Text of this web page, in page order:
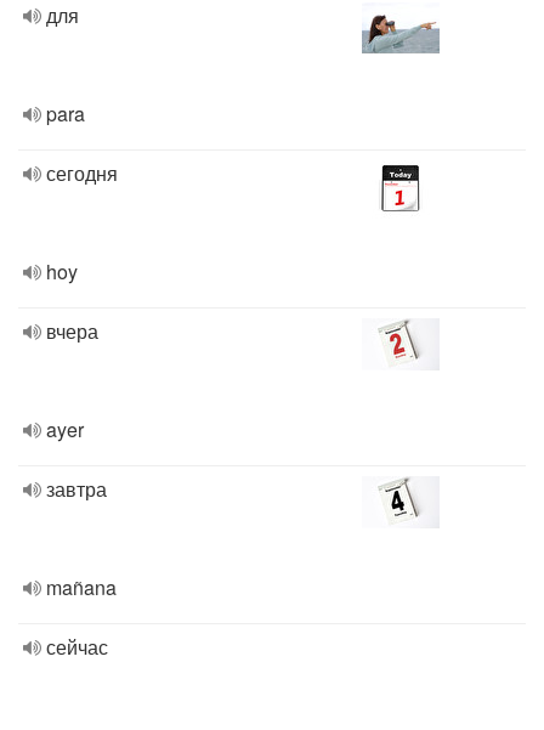
для
para
сегодня
hoy
вчера
ayer
завтра
mañana
сейчас